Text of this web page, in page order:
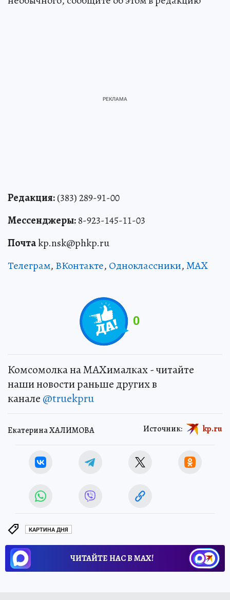
Редакция:(383) 289-91-00
Мессенджеры:8-923-145-11-03
Почтаkp.nsk@phkp.ru
Телеграм, ВКонтакте, Одноклассники,MAX
0
Комсомолка на MAXималках - читайте
наши новости раньше других в
канале @truekpru
Екатерина ХАЛИМОВА Источник: kp.ru
КАРТИНА ДНЯ
ЧИТАЙТЕ НАС В МАХ!